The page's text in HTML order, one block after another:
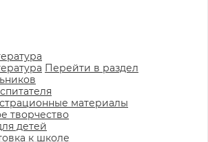
Перейти в раздел
материалы
творчество
детей
к школе